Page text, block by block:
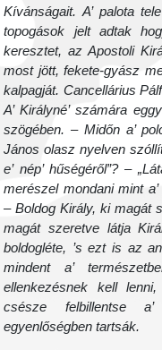
Kívánságait. A’ palota
topogások jelt adtak
keresztet, az Apostoli
most jött, fekete-gyász
kalpagját. Cancellárius
A’ Királyné’ számára
szögében. – Midőn a’
János olasz nyelven
e’ nép’ hűségéről”? –
merészel mondani mint
– Boldog Király, ki magát
magát szeretve látja
boldogléte, ’s ezt is az
mindent a’
ellenkezésnek kell
csésze felbillentse
egyenlőségben tartsák.